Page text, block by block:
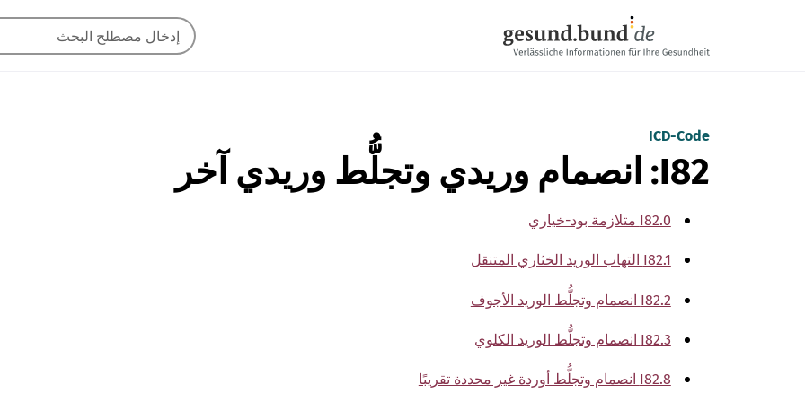
ICD-Code
I82: انصمام وريدي وتجلُّط وريدي آخر
I82.0 متلازمة بود-خياري
I82.1 التهاب الوريد الخثاري المتنقل
I82.2 انصمام وتجلُّط الوريد الأجوف
I82.3 انصمام وتجلُّط الوريد الكلوي
I82.8 انصمام وتجلُّط أوردة غير محددة تقريبًا